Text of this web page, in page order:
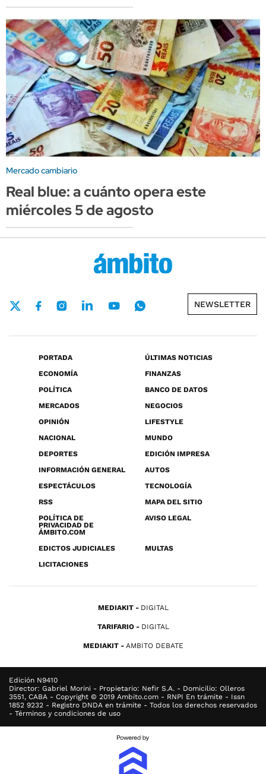
Mercado cambiario
Real blue: a cuánto opera este
miércoles 5 de agosto
NEWSLETTER
PORTADA
ÚLTIMAS NOTICIAS
ECONOMÍA
FINANZAS
POLÍTICA
BANCO DE DATOS
MERCADOS
NEGOCIOS
OPINIÓN
LIFESTYLE
NACIONAL
MUNDO
DEPORTES
EDICIÓN IMPRESA
INFORMACIÓN GENERAL
AUTOS
ESPECTÁCULOS
TECNOLOGÍA
RSS
MAPA DEL SITIO
POLÍTICA DE
PRIVACIDAD DE
ÁMBITO.COM
AVISO LEGAL
EDICTOS JUDICIALES
MULTAS
LICITACIONES
MEDIAKIT DIGITAL
TARIFARIO DIGITAL
MEDIAKIT AMBITO DEBATE
Edición N9410
Director: Gabriel Morini - Propietario: Nefir S.A. - Domicilio: Olleros
3551, CABA - Copyright © 2019 Ambito.com - RNPI En trámite - Issn
1852 9232 - Registro DNDA en trámite - Todos los derechos reservados
- Términos y condiciones de uso